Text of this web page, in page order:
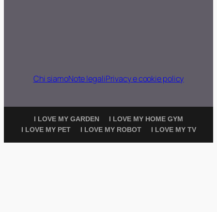
Chi siamoNote legaliPrivacy e cookie policy
I LOVE MY GARDEN
I LOVE MY HOME GYM
I LOVE MY PET
I LOVE MY ROBOT I LOVE MY TV